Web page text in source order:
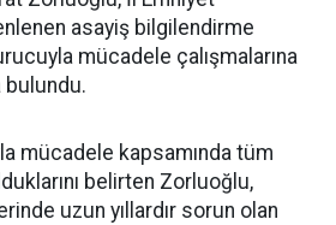
asayiş bilgilendirme
mücadele çalışmalarına
bulundu.
mücadele kapsamında tüm
belirten Zorluoğlu,
uzun yıllardır sorun olan